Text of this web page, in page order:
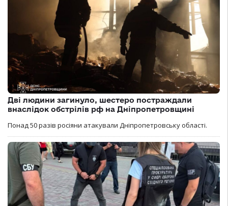
Дві людини загинуло, шестеро постраждали
внаслідок обстрілів рф на Дніпропетровщині
Понад 50 разів росіяни атакували Дніпропетровську області.